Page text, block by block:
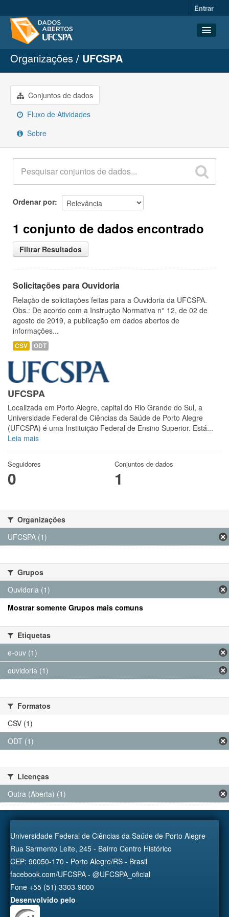
Entrar
Conjuntos de dados
Organizações
Grupos
Sobre
Organizações UFCSPA
Conjuntos de dados
Fluxo de Atividades
Sobre
Ordenar por
1 conjunto de dados encontrado
Filtrar Resultados
Solicitações para Ouvidoria
Relação de solicitações feitas para a Ouvidoria da UFCSPA.
Obs.: De acordo com a Instrução Normativa n° 12, de 02 de
agosto de 2019, a publicação em dados abertos de
informações...
CSV ODT
UFCSPA
Localizada em Porto Alegre, capital do Rio Grande do Sul, a
Universidade Federal de Ciências da Saúde de Porto Alegre
(UFCSPA) é uma Instituição Federal de Ensino Superior. Está...
Leia mais
Seguidores
0
Conjuntos de dados
1
Organizações
UFCSPA (1)
Grupos
Ouvidoria (1)
Mostrar somente Grupos mais comuns
Etiquetas
e-ouv (1)
ouvidoria (1)
Formatos
CSV (1)
ODT (1)
Licenças
Outra (Aberta) (1)
Universidade Federal de Ciências da Saúde de Porto Alegre
Rua Sarmento Leite, 245 - Bairro Centro Histórico
CEP: 90050-170 - Porto Alegre/RS - Brasil
facebook.com/UFCSPA - @UFCSPA_oficial
Fone +55 (51) 3303-9000
Desenvolvido pelo